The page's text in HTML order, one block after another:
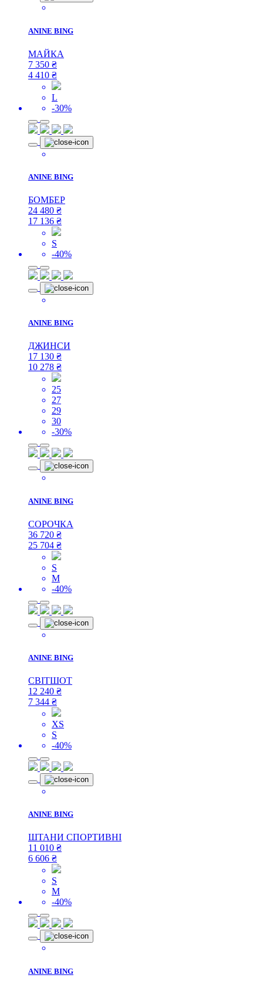
ANINE BING
МАЙКА
7 350 ₴
4 410 ₴
L
-30%
ANINE BING
БОМБЕР
24 480 ₴
17 136 ₴
S
-40%
ANINE BING
ДЖИНСИ
17 130 ₴
10 278 ₴
25
27
29
30
-30%
ANINE BING
СОРОЧКА
36 720 ₴
25 704 ₴
S
M
-40%
ANINE BING
СВІТШОТ
12 240 ₴
7 344 ₴
XS
S
-40%
ANINE BING
ШТАНИ СПОРТИВНІ
11 010 ₴
6 606 ₴
S
M
-40%
ANINE BING